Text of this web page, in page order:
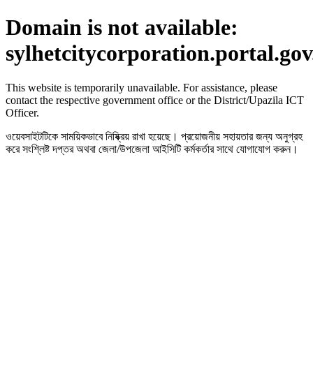
Domain is not available:
This website is temporarily unavailable. For assistance, please
contact the respective government office or the District/Upazila ICT
Officer.
ওয়েবসাইটটিকে সাময়িকভাবে নিষ্ক্রিয় রাখা হয়েছে। প্রয়োজনীয় সহায়তার জন্য অনুগ্রহ
করে সংশ্লিষ্ট দপ্তর অথবা জেলা/উপজেলা আইসিটি কর্মকর্তার সাথে যোগাযোগ করুন।